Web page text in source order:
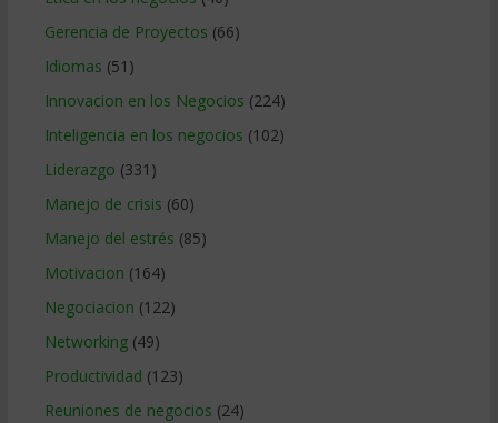
Gerencia de Proyectos (66)
Idiomas (51)
Innovacion en los Negocios (224)
Inteligencia en los negocios (102)
Liderazgo (331)
Manejo de crisis (60)
Manejo del estrés (85)
Motivacion (164)
Negociacion (122)
Networking(49)
Productividad (123)
Reuniones de negocios (24)